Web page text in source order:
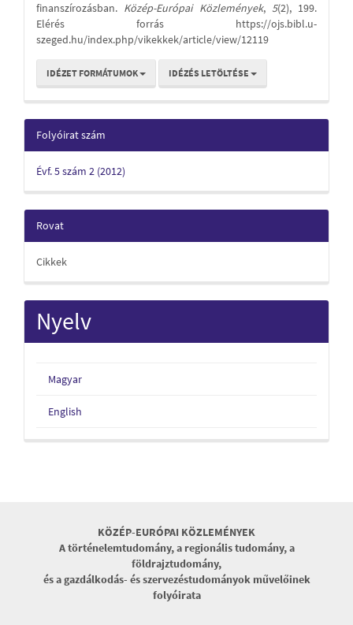
finanszírozásban. Közép-Európai Közlemények, 5(2), 199.
Elérés forrás https://ojs.bibl.u-
szeged.hu/index.php/vikekkek/article/view/12119
IDÉZET FORMÁTUMOK IDÉZÉS LETÖLTÉSE
Folyóirat szám
Évf. 5 szám 2 (2012)
Rovat
Cikkek
Nyelv
Magyar
English
KÖZÉP-EURÓPAI KÖZLEMÉNYEK
A történelemtudomány, a regionális tudomány, a
földrajztudomány,
és a gazdálkodás- és szervezéstudományok művelőinek
folyóirata